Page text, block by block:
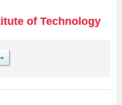
Human and Social Studies 등
시정보, 시설안내, 교통정보 등
재하고 있으므로 많이 이용해 주
of Technology